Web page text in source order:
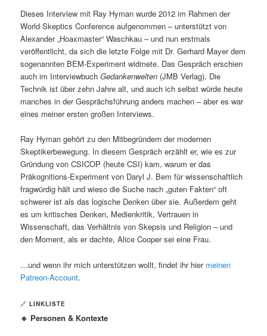
Dieses Interview mit Ray Hyman wurde 2012 im Rahmen der
World Skeptics Conference aufgenommen – unterstützt von
Alexander „Hoaxmaster“ Waschkau – und nun erstmals
veröffentlicht, da sich die letzte Folge mit Dr. Gerhard Mayer dem
sogenannten BEM-Experiment widmete. Das Gespräch erschien
auch im InterviewbuchGedankenwelten (JMB Verlag). Die
Technik ist über zehn Jahre alt, und auch ich selbst würde heute
manches in der Gesprächsführung anders machen – aber es war
eines meiner ersten großen Interviews.
Ray Hyman gehört zu den Mitbegründern der modernen
Skeptikerbewegung. In diesem Gespräch erzählt er, wie es zur
Gründung von CSICOP (heute CSI) kam, warum er das
Präkognitions-Experiment von Daryl J. Bem für wissenschaftlich
fragwürdig hält und wieso die Suche nach „guten Fakten“ oft
schwerer ist als das logische Denken über sie. Außerdem geht
es um kritisches Denken, Medienkritik, Vertrauen in
Wissenschaft, das Verhältnis von Skepsis und Religion – und
den Moment, als er dachte, Alice Cooper sei eine Frau.
…und wenn ihr mich unterstützen wollt, findet ihr hier meinen
Patreon-Account.
🔗LINKLISTE
🔹 Personen & Kontexte